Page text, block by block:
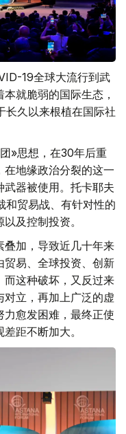
19全球大流行到武
就脆弱的国际生态，
长久以来根植在国际社
»思想，在30年后重
地缘政治分裂的这一
器被使用。托卡耶夫
和贸易战、有针对性的
及控制投资。
叠加，导致近几十年来
贸易、全球投资、创新
而这种破坏，又反过来
立，再加上广泛的虚
愈发困难，最终正使
距不断加大。